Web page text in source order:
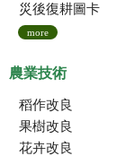
災後復耕圖卡
more
農業技術
稻作改良
果樹改良
花卉改良